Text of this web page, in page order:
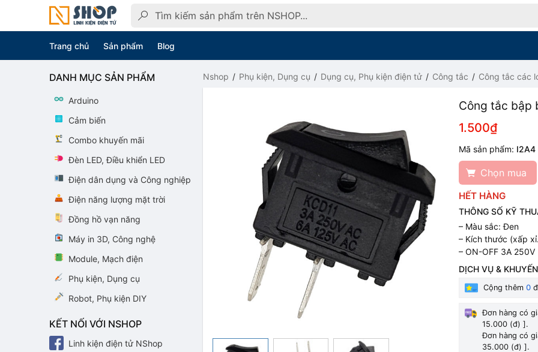
Trang chủ Sản phẩm Blog
Nshop Phụ kiện, Dụng cụ Dụng cụ, Phụ kiện điện tử Công tắc Công tắc các
Công tắc bập
1.500₫
Mã sản phẩm: I2A4
Chọn mua
HẾT HÀNG
THÔNG SỐ KỸ
– Màu sắc: Đen
– Kích thước (xấp
– ON-OFF 3A 250V
DỊCH VỤ &
Cộng thêm0
Đơn hàng có
15.000 (đ) ].
Đơn hàng có
35.000 (đ) ].
DANH MỤC SẢN PHẨM
Arduino
Cảm biến
Combo khuyến mãi
Đèn LED, Điều khiển LED
Điện dân dụng và Công nghiệp
Điện năng lượng mặt trời
Đồng hồ vạn năng
Máy in 3D, Công nghệ
Module, Mạch điện
Phụ kiện, Dụng cụ
Robot, Phụ kiện DIY
KẾT NỐI VỚI NSHOP
Linh kiện điện tử NShop